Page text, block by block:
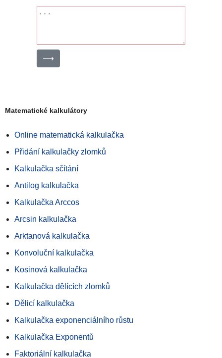
⟶
Matematické kalkulátory
Online matematická kalkulačka
Přidání kalkulačky zlomků
Kalkulačka sčítání
Antilog kalkulačka
Kalkulačka Arccos
Arcsin kalkulačka
Arktanová kalkulačka
Konvoluční kalkulačka
Kosinová kalkulačka
Kalkulačka dělících zlomků
Dělicí kalkulačka
Kalkulačka exponenciálního růstu
Kalkulačka Exponentů
Faktoriální kalkulačka